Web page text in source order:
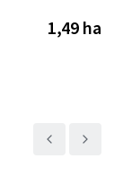
1,49 ha